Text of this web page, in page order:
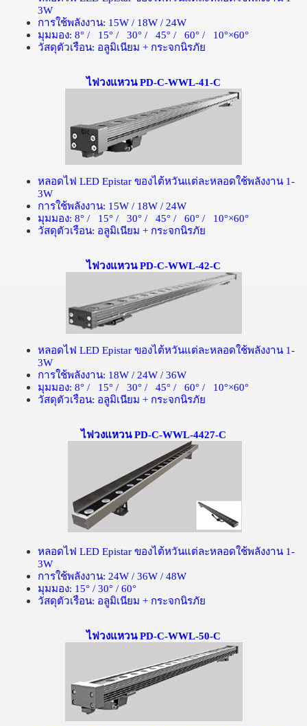
3W
การใช้พลังงาน: 15W / 18W / 24W
มุมมอง: 8° / 15° / 30° / 45° / 60° / 10°×60°
วัสดุตัวเรือน: อลูมิเนียม + กระจกนิรภัย
ไฟวงแหวน PD-C-WWL-41-C
หลอดไฟ LED Epistar ของไต้หวันแต่ละหลอดใช้พลังงาน 1-
3W
การใช้พลังงาน: 15W / 18W / 24W
มุมมอง: 8° / 15° / 30° / 45° / 60° / 10°×60°
วัสดุตัวเรือน: อลูมิเนียม + กระจกนิรภัย
ไฟวงแหวน PD-C-WWL-42-C
หลอดไฟ LED Epistar ของไต้หวันแต่ละหลอดใช้พลังงาน 1-
3W
การใช้พลังงาน: 18W / 24W / 36W
มุมมอง: 8° / 15° / 30° / 45° / 60° / 10°×60°
วัสดุตัวเรือน: อลูมิเนียม + กระจกนิรภัย
ไฟวงแหวน PD-C-WWL-4427-C
หลอดไฟ LED Epistar ของไต้หวันแต่ละหลอดใช้พลังงาน 1-
3W
การใช้พลังงาน: 24W / 36W / 48W
มุมมอง: 15° / 30° / 60°
วัสดุตัวเรือน: อลูมิเนียม + กระจกนิรภัย
ไฟวงแหวน PD-C-WWL-50-C